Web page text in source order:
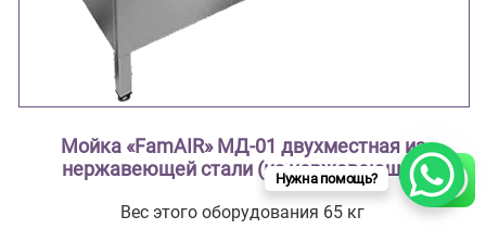
Мойка «FamAIR» МД-01 двухместная из
нержавеющей стали (из нержавеющей
стали AISI 304 туба из нержавеющей стали ,
столешница с рабочей зоной, мойки
Вес этого оборудования 65 кг
Нужна помощь?